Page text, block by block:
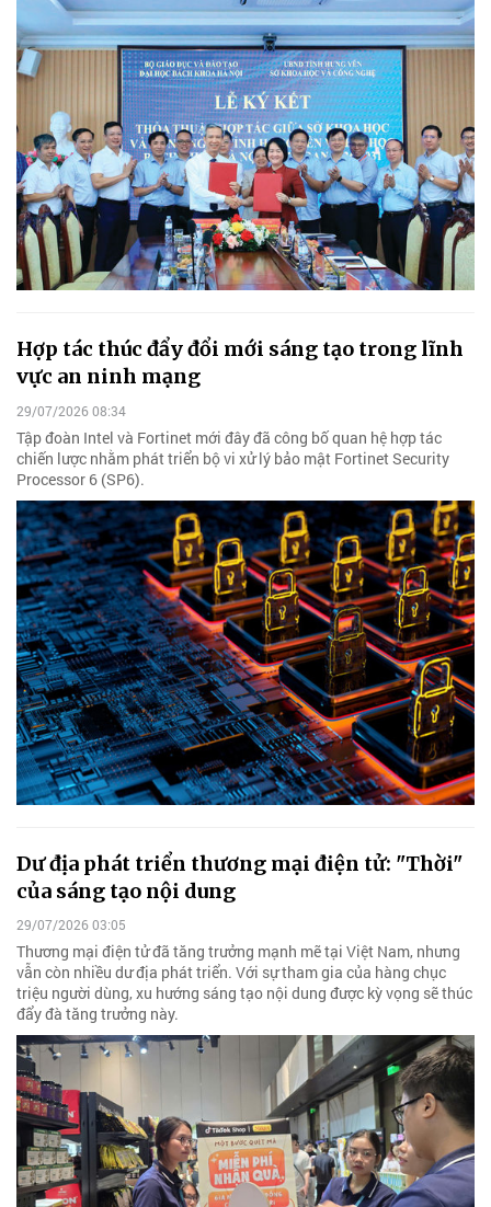
Hợp tác thúc đẩy đổi mới sáng tạo trong lĩnh
vực an ninh mạng
29/07/2026 08:34
Tập đoàn Intel và Fortinet mới đây đã công bố quan hệ hợp tác
chiến lược nhằm phát triển bộ vi xử lý bảo mật Fortinet Security
Processor 6 (SP6).
Dư địa phát triển thương mại điện tử: "Thời"
của sáng tạo nội dung
29/07/2026 03:05
Thương mại điện tử đã tăng trưởng mạnh mẽ tại Việt Nam, nhưng
vẫn còn nhiều dư địa phát triển. Với sự tham gia của hàng chục
triệu người dùng, xu hướng sáng tạo nội dung được kỳ vọng sẽ thúc
đẩy đà tăng trưởng này.